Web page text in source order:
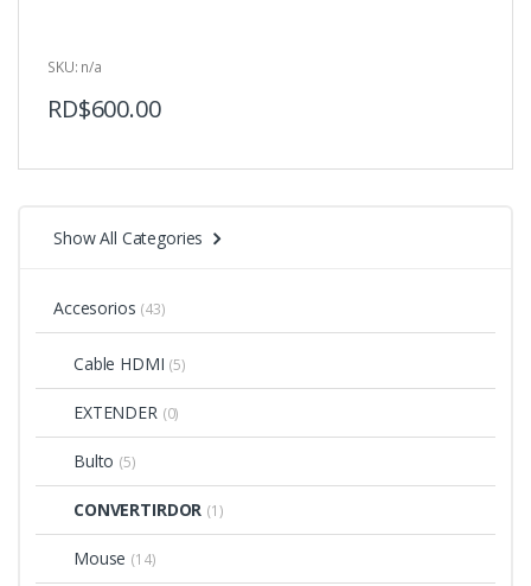
SKU: n/a
RD$600.00
Show All Categories
Accesorios (43)
Cable HDMI (5)
EXTENDER (0)
Bulto (5)
CONVERTIRDOR (1)
Mouse (14)